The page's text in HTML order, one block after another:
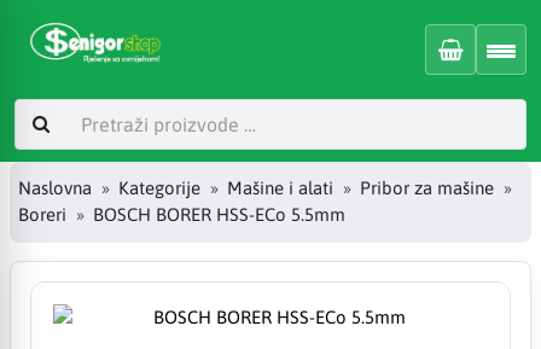
Naslovna Kategorije Mašine i alati
Pribor za mašine
Boreri
BOSCH BORER HSS-ECo 5.5mm